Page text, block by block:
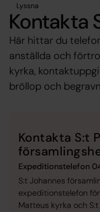
Lyssna
Kontakta
Här hittar du
anställda och
kyrka,
bröllop och
Kontakta S:t
Expeditionstelefon
S:t Johannes
expeditionstelefon
Matteus kyrka och S:t